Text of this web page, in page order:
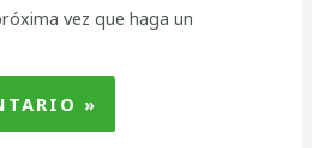
vez que haga un